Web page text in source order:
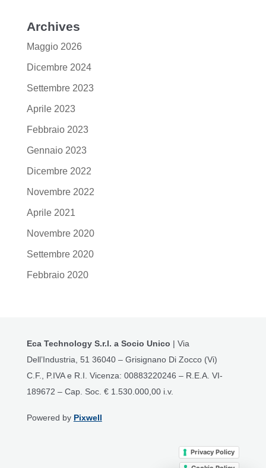
Archives
Maggio 2026
Dicembre 2024
Settembre 2023
Aprile 2023
Febbraio 2023
Gennaio 2023
Dicembre 2022
Novembre 2022
Aprile 2021
Novembre 2020
Settembre 2020
Febbraio 2020
Eca Technology S.r.l. a Socio Unico | Via
Dell’Industria, 51 36040 – Grisignano Di Zocco (Vi)
C.F., P.IVA e R.I. Vicenza: 00883220246 – R.E.A. VI-
189672 – Cap. Soc. € 1.530.000,00 i.v.
Powered by Pixwell
Privacy Policy